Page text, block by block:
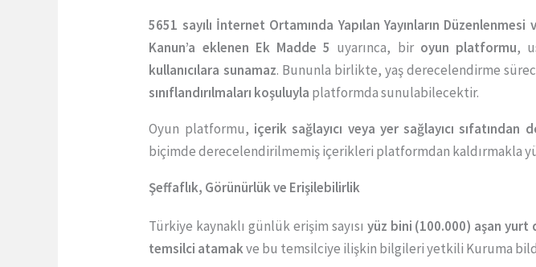
5651 sayılı İnternet Ortamında Yapılan Yayınların
Kanun’a eklenen Ek Madde 5 uyarınca, bir oyun platformu,
kullanıcılara sunamaz. Bununla birlikte, yaş derecelendirme
sınıflandırılmaları koşuluyla platformda sunulabilecektir.
Oyun platformu, içerik sağlayıcı veya yer sağlayıcı
biçimde derecelendirilmemiş içerikleri platformdan kaldırmakla
Şeffaflık, Görünürlük ve Erişilebilirlik
Türkiye kaynaklı günlük erişim sayısı yüz bini (100.000) aşan yurt
temsilci atamakve bu temsilciye ilişkin bilgileri yetkili Kuruma